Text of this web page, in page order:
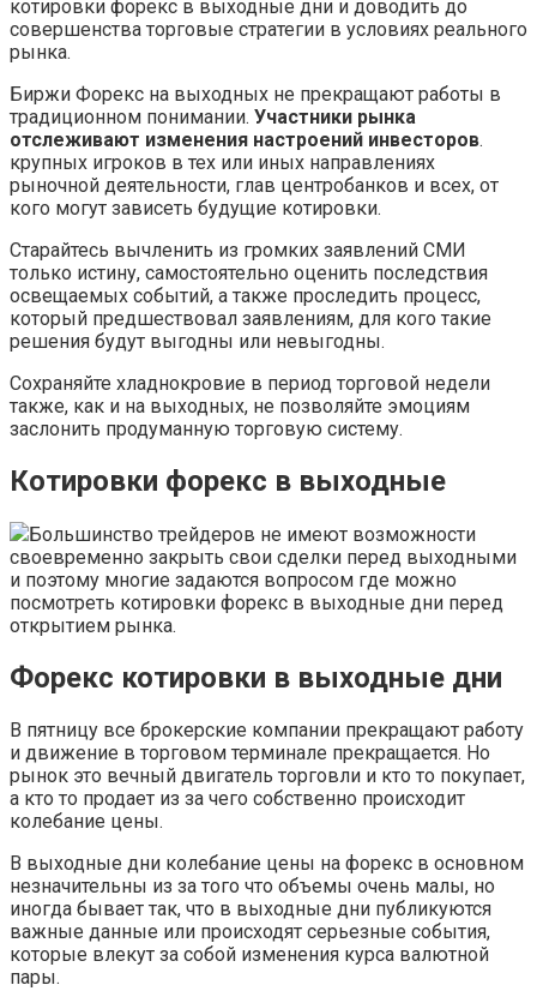
котировки форекс в выходные дни и доводить до
совершенства торговые стратегии в условиях реального
рынка.
Биржи Форекс на выходных не прекращают работы в
традиционном понимании. Участники рынка
отслеживают изменения настроений инвесторов.
крупных игроков в тех или иных направлениях
рыночной деятельности, глав центробанков и всех, от
кого могут зависеть будущие котировки.
Старайтесь вычленить из громких заявлений СМИ
только истину, самостоятельно оценить последствия
освещаемых событий, а также проследить процесс,
который предшествовал заявлениям, для кого такие
решения будут выгодны или невыгодны.
Сохраняйте хладнокровие в период торговой недели
также, как и на выходных, не позволяйте эмоциям
заслонить продуманную торговую систему.
Котировки форекс в выходные
Большинство трейдеров не имеют возможности
своевременно закрыть свои сделки перед выходными
и поэтому многие задаются вопросом где можно
посмотреть котировки форекс в выходные дни перед
открытием рынка.
Форекс котировки в выходные дни
В пятницу все брокерские компании прекращают работу
и движение в торговом терминале прекращается. Но
рынок это вечный двигатель торговли и кто то покупает,
а кто то продает из за чего собственно происходит
колебание цены.
В выходные дни колебание цены на форекс в основном
незначительны из за того что объемы очень малы, но
иногда бывает так, что в выходные дни публикуются
важные данные или происходят серьезные события,
которые влекут за собой изменения курса валютной
пары.